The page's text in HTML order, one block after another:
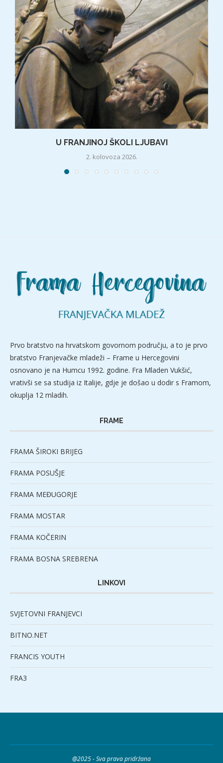
U FRANJINOJ ŠKOLI LJUBAVI
2. kolovoza 2026.
Prvo bratstvo na hrvatskom govornom području, a to je prvo
bratstvo Franjevačke mladeži – Frame u Hercegovini
osnovano je na Humcu 1992. godine. Fra Mladen Vukšić,
vrativši se sa studija iz Italije, gdje je došao u dodir s Framom,
okuplja 12 mladih.
FRAME
FRAMA ŠIROKI BRIJEG
FRAMA POSUŠJE
FRAMA MEĐUGORJE
FRAMA MOSTAR
FRAMA KOČERIN
FRAMA BOSNA SREBRENA
LINKOVI
SVJETOVNI FRANJEVCI
BITNO.NET
FRANCIS YOUTH
FRA3
@2025 - Sva prava pridržana